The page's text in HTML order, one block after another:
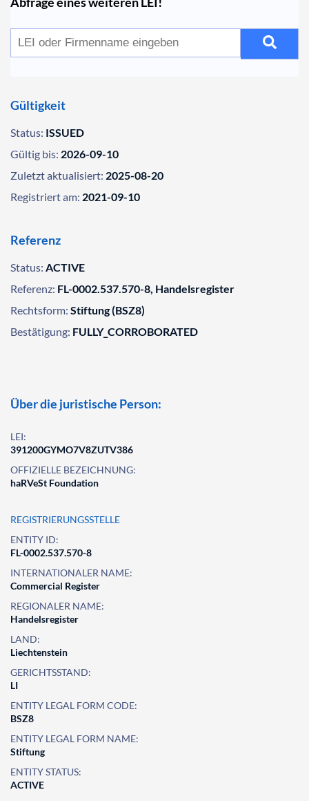
Gültigkeit
Status: ISSUED
Gültig bis: 2026-09-10
Zuletzt aktualisiert: 2025-08-20
Registriert am: 2021-09-10
Referenz
Status: ACTIVE
Referenz: FL-0002.537.570-8, Handelsregister
Rechtsform: Stiftung (BSZ8)
Bestätigung: FULLY_CORROBORATED
Über die juristische Person:
LEI:
391200GYMO7V8ZUTV386
OFFIZIELLE BEZEICHNUNG:
haRVeSt Foundation
REGISTRIERUNGSSTELLE
ENTITY ID:
FL-0002.537.570-8
INTERNATIONALER NAME:
Commercial Register
REGIONALER NAME:
Handelsregister
LAND:
Liechtenstein
GERICHTSSTAND:
LI
ENTITY LEGAL FORM CODE:
BSZ8
ENTITY LEGAL FORM NAME:
Stiftung
ENTITY STATUS:
ACTIVE